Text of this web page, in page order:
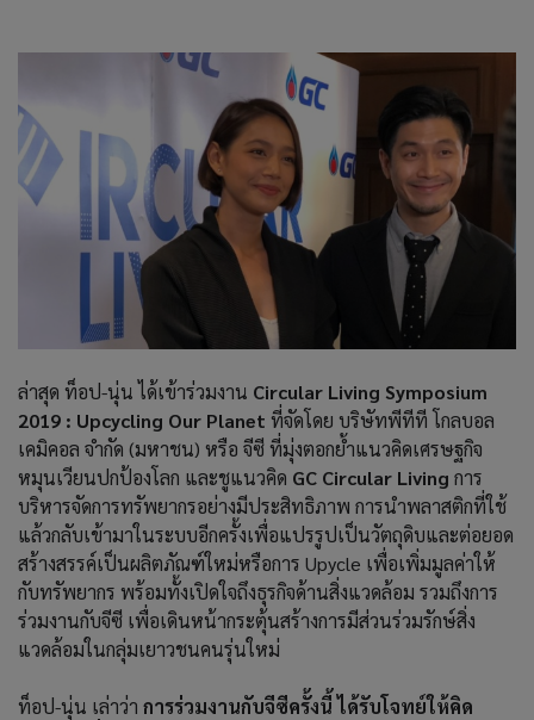
ล่าสุด ท็อป-นุ่น ได้เข้าร่วมงาน Circular Living Symposium
2019 : Upcycling Our Planet ที่จัดโดย บริษัทพีทีที โกลบอล
เคมิคอล จำกัด (มหาชน) หรือ จีซี ที่มุ่งตอกย้ำแนวคิดเศรษฐกิจ
หมุนเวียนปกป้องโลก และชูแนวคิด GC Circular Living การ
บริหารจัดการทรัพยากรอย่างมีประสิทธิภาพ การนำพลาสติกที่ใช้
แล้วกลับเข้ามาในระบบอีกครั้งเพื่อแปรรูปเป็นวัตถุดิบและต่อยอด
สร้างสรรค์เป็นผลิตภัณฑ์ใหม่หรือการ Upycle เพื่อเพิ่มมูลค่าให้
กับทรัพยากร พร้อมทั้งเปิดใจถึงธุรกิจด้านสิ่งแวดล้อม รวมถึงการ
ร่วมงานกับจีซี เพื่อเดินหน้ากระตุ้นสร้างการมีส่วนร่วมรักษ์สิ่ง
แวดล้อมในกลุ่มเยาวชนคนรุ่นใหม่
ท็อป-นุ่น เล่าว่า การร่วมงานกับจีซีครั้งนี้ ได้รับโจทย์ให้คิด